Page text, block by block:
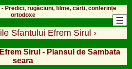
Predici, rugăciuni, filme, cărți, conferințe
ortodoxe
Sfantului Efrem Sirul ›
Sirul - Plansul de Sambata
seara